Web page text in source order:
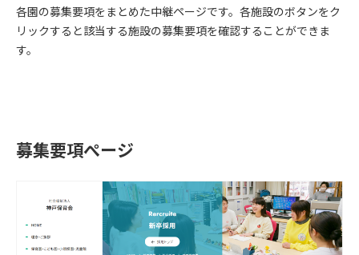
各園の募集要項をまとめた中継ページです。各施設のボタンをク
リックすると該当する施設の募集要項を確認することができま
す。
募集要項ぺージ